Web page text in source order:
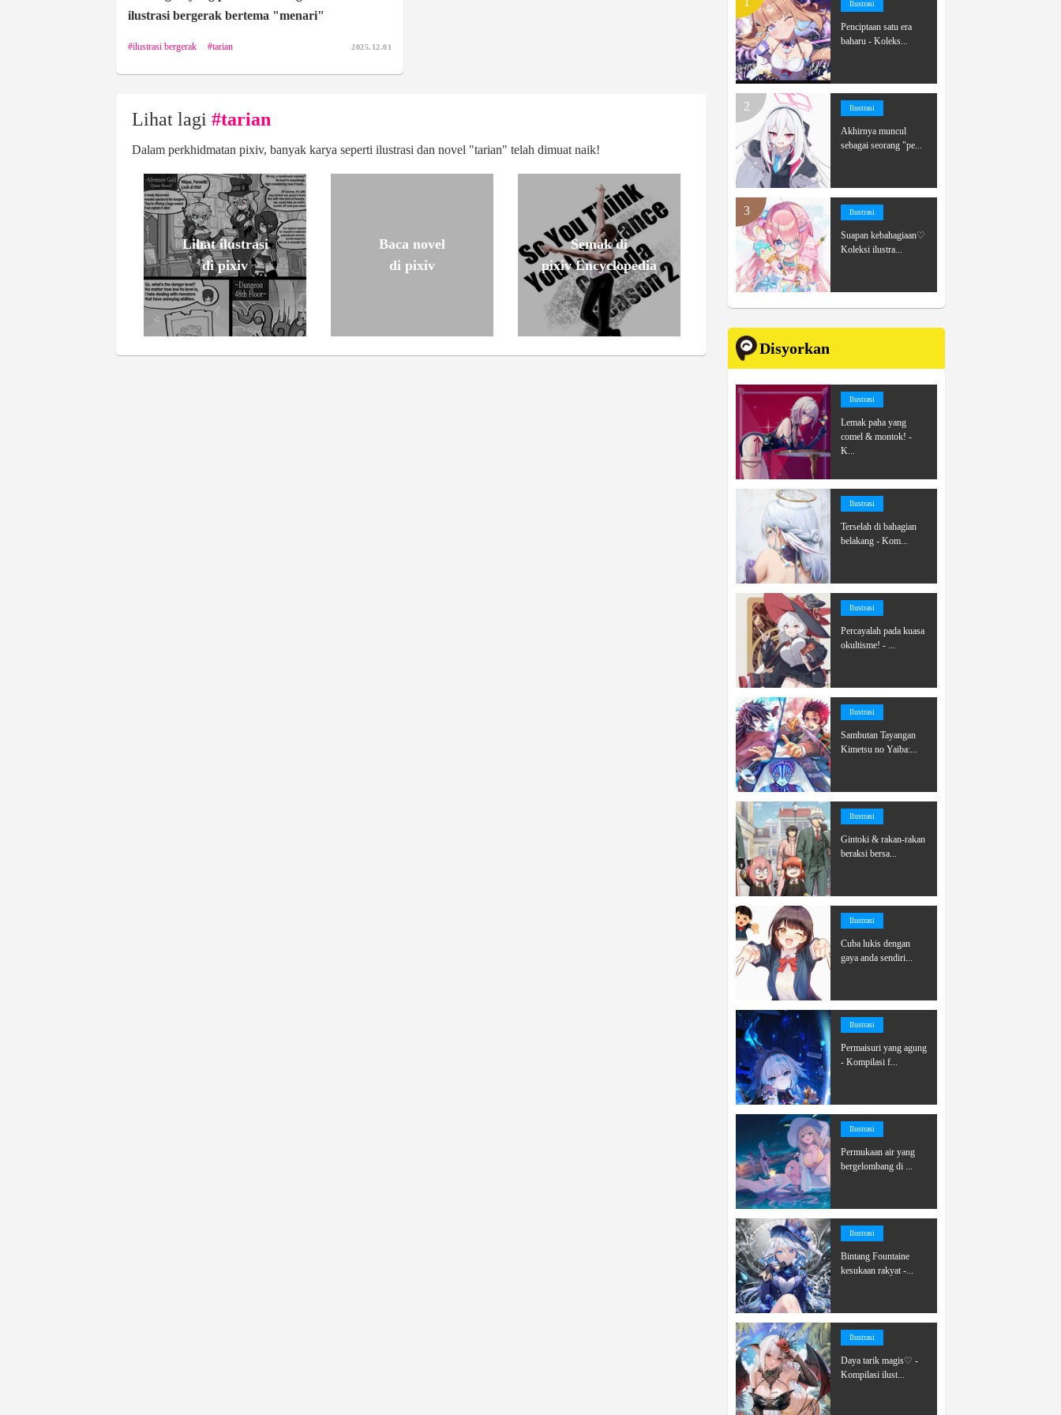
ilustrasi bergerak bertema "menari"
ilustrasi bergerak tarian 2025.12.01
Lihat lagi #tarian
Dalam perkhidmatan pixiv, banyak karya seperti ilustrasi dan novel "tarian" telah dimuat naik!
Lihat ilustrasi
di pixiv
Baca novel
di pixiv
Semak di
pixiv Encyclopedia
Ilustrasi
Penciptaan satu era
baharu - Koleks...
Ilustrasi
Akhirnya muncul
sebagai seorang "pe...
Ilustrasi
Suapan kebahagiaan♡
Koleksi ilustra...
Disyorkan
Ilustrasi
Lemak paha yang
comel & montok! -
K...
Ilustrasi
Terselah di bahagian
belakang - Kom...
Ilustrasi
Percayalah pada kuasa
okultisme! - ...
Ilustrasi
Sambutan Tayangan
Kimetsu no Yaiba:...
Ilustrasi
Gintoki & rakan-rakan
beraksi bersa...
Ilustrasi
Cuba lukis dengan
gaya anda sendiri...
Ilustrasi
Permaisuri yang agung
- Kompilasi f...
Ilustrasi
Permukaan air yang
bergelombang di ...
Ilustrasi
Bintang Fountaine
kesukaan rakyat -...
Ilustrasi
Daya tarik magis♡ -
Kompilasi ilust...